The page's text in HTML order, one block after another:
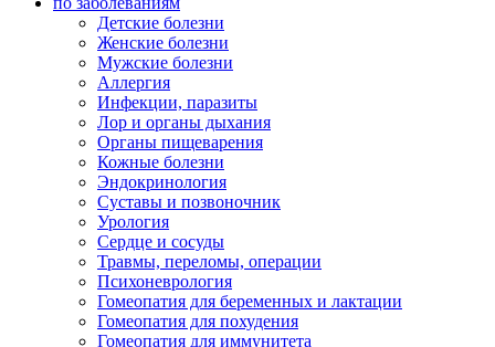
Детские болезни
Женские болезни
Мужские болезни
Аллергия
Инфекции, паразиты
Лор и органы дыхания
Органы пищеварения
Кожные болезни
Эндокринология
Суставы и позвоночник
Урология
Сердце и сосуды
Травмы, переломы, операции
Психоневрология
Гомеопатия для беременных и лактации
Гомеопатия для похудения
Гомеопатия для иммунитета